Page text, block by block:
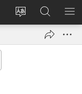
사이트
변경
로그인
(새로운
열기)
JW.ORG
검색
메